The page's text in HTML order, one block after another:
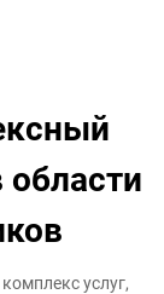
услуг,